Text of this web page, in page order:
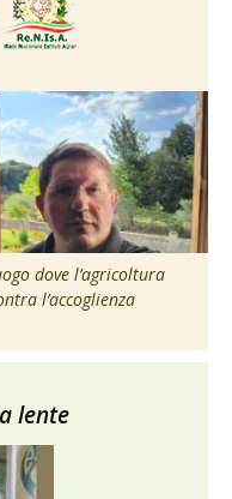
dove l’agricoltura
l’accoglienza
lente